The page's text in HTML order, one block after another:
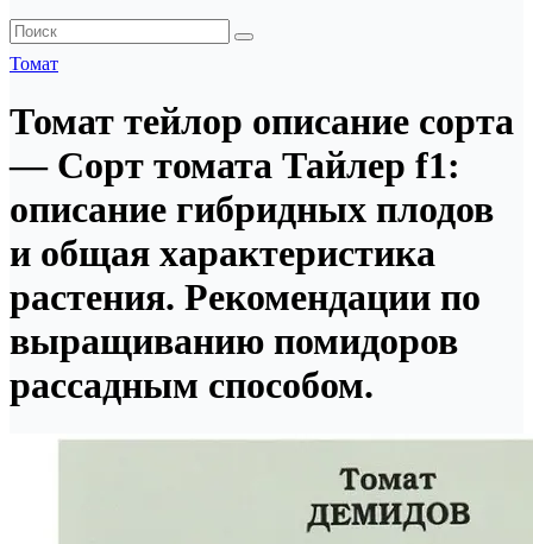
Томат
Томат тейлор описание сорта
— Сорт томата Тайлер f1:
описание гибридных плодов
и общая характеристика
растения. Рекомендации по
выращиванию помидоров
рассадным способом.